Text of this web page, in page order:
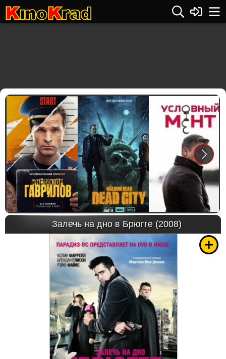
Залечь на дно в Брюгге (2008)
Previous Next